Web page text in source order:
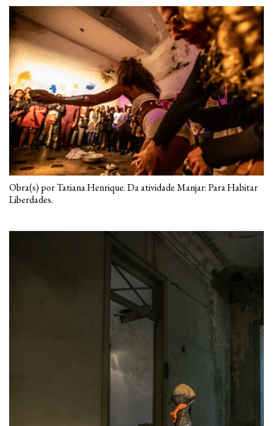
Obra(s) por Tatiana Henrique. Da atividade Manjar: Para Habitar
Liberdades.